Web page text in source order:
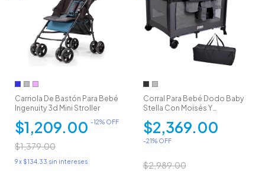
Carriola De Bastón Para Bebé
Ingenuity 3d Mini Stroller
$1,209.00 -12% OFF
$1,379.00
9x $134.33 sin intereses
Corral Para Bebé Dodo Baby
Stella Con Moisés Y
$2,369.00
-21% OFF
$2,989.00